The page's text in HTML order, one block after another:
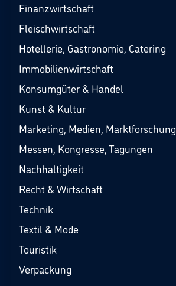
Finanzwirtschaft
Fleischwirtschaft
Hotellerie, Gastronomie, Catering
Immobilienwirtschaft
Konsumgüter & Handel
Kunst & Kultur
Marketing, Medien, Marktforschung
Messen, Kongresse, Tagungen
Nachhaltigkeit
Recht & Wirtschaft
Technik
Textil & Mode
Touristik
Verpackung